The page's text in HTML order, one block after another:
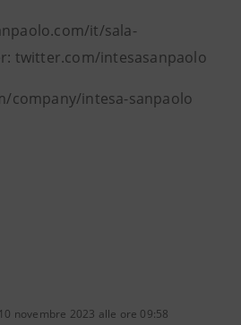
it/sala-
twitter.com/intesasanpaolo
company/intesa-sanpaolo
novembre 2023 alle ore 09:58